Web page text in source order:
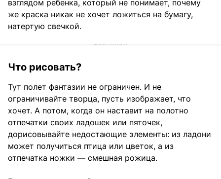
взглядом ребенка, который не понимает, почему
же краска никак не хочет ложиться на бумагу,
натертую свечкой.
Что рисовать?
Тут полет фантазии не ограничен. И не
ограничивайте творца, пусть изображает, что
хочет. А потом, когда он наставит на полотно
отпечатки своих ладошек или пяточек,
дорисовывайте недостающие элементы: из ладони
может получиться птица или цветок, а из
отпечатка ножки — смешная рожица.